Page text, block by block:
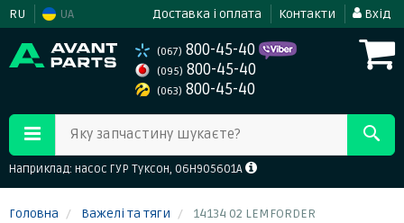
RU UA Доставка і оплата Контакти Вхід
(067) 800-45-40
(095) 800-45-40
(063) 800-45-40
Яку запчастину шукаєте?
Наприклад: насос ГУР Туксон, 06H905601A
Головна Важелі та тяги 14134 02 LEMFORDER